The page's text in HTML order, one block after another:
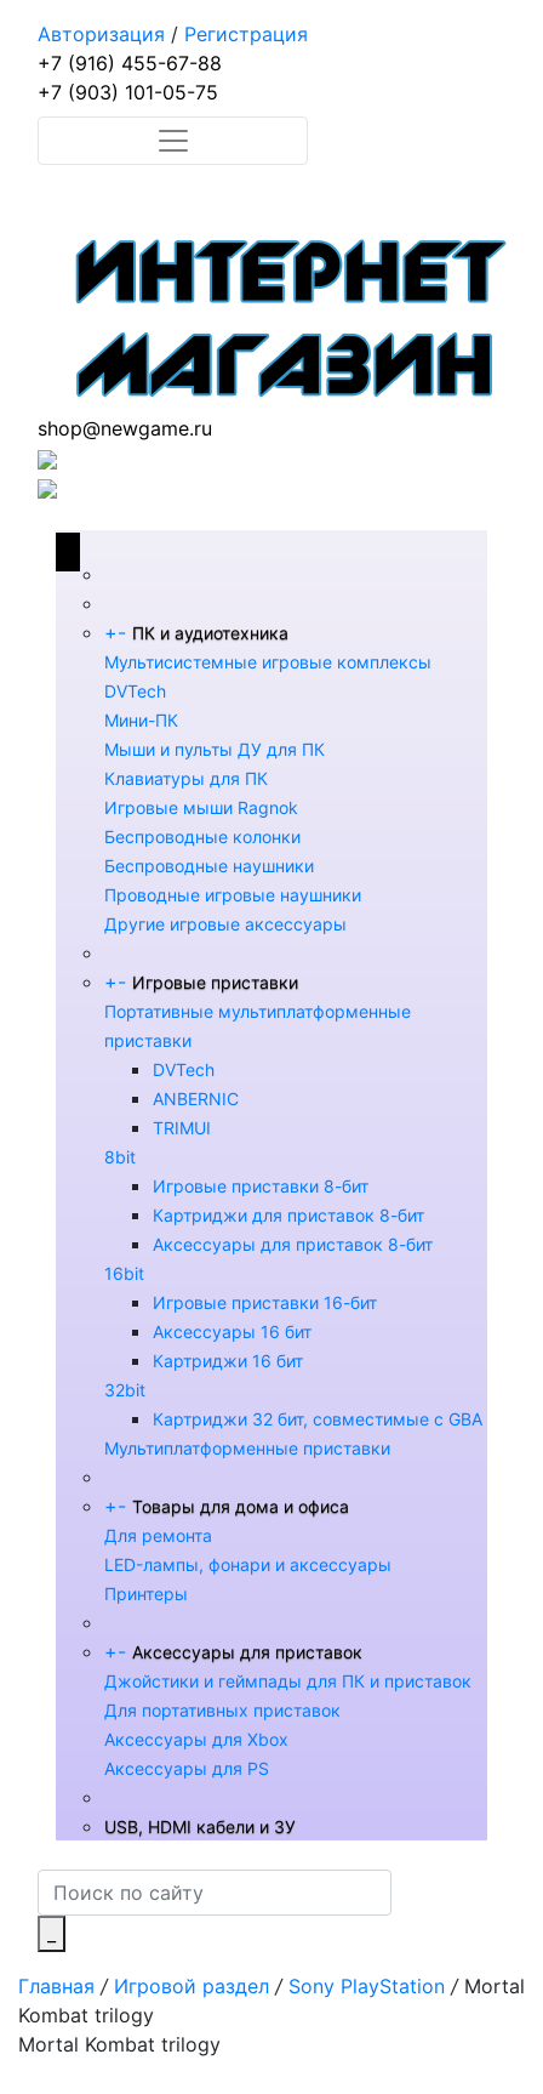
Авторизация / Регистрация
+7 (916) 455-67-88
+7 (903) 101-05-75
shop@newgame.ru
+- ПК и аудиотехника
Мультисистемные игровые комплексы
DVTech
Мини-ПК
Мыши и пульты ДУ для ПК
Клавиатуры для ПК
Игровые мыши Ragnok
Беспроводные колонки
Беспроводные наушники
Проводные игровые наушники
Другие игровые аксессуары
+- Игровые приставки
Портативные мультиплатформенные
приставки
DVTech
ANBERNIC
TRIMUI
8bit
Игровые приставки 8-бит
Картриджи для приставок 8-бит
Аксессуары для приставок 8-бит
16bit
Игровые приставки 16-бит
Аксессуары 16 бит
Картриджи 16 бит
32bit
Картриджи 32 бит, совместимые с GBA
Мультиплатформенные приставки
+- Товары для дома и офиса
Для ремонта
LED-лампы, фонари и аксессуары
Принтеры
+- Аксессуары для приставок
Джойстики и геймпады для ПК и приставок
Для портативных приставок
Аксессуары для Xbox
Аксессуары для PS
USB, HDMI кабели и ЗУ
Главная / Игровой раздел / Sony PlayStation / Mortal
Kombat trilogy
Mortal Kombat trilogy